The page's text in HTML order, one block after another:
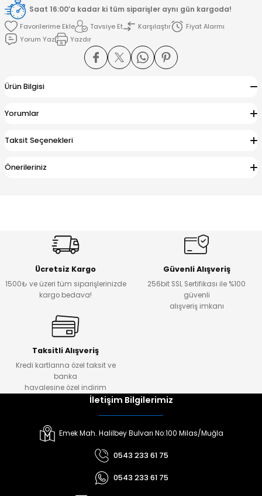
Saat 16:00’a kadar ki tüm siparişler aynı gün kargoda!
Tavsiye Et
Karşılaştır
Fiyat Alarmı
Yorum Yaz
Yazdır
Ürün Bilgisi
Yorumlar
Taksit Seçenekleri
Önerileriniz
Ücretsiz Kargo
1500₺ ve üzeri tüm siparişlerinizde
kargo bedava!
Güvenli Alışveriş
256bit SSL Sertifikası ile %100
güvenli
alışveriş imkanı
Taksitli Alışveriş
Kredi kartlarına özel taksit ve
banka
havalesine özel indirim
İletişim Bilgilerimiz
Emek Mah. Halilbey Bulvarı No:100 Milas/Muğla
0543 233 61 75
0543 233 61 75